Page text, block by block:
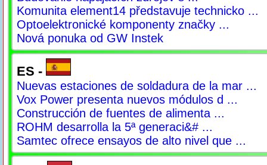
Komunita element14 představuje technicko ...
Optoelektronické komponenty značky ...
Nová ponuka od GW Instek
ES -
Nuevas estaciones de soldadura de la mar ...
Vox Power presenta nuevos módulos d ...
Construcción de fuentes de alimenta ...
ROHM desarrolla la 5ª generaci&# ...
Samtec ofrece ensayos de alto nivel que ...